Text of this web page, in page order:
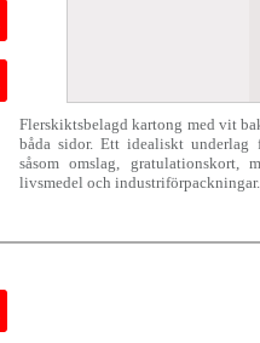
Flerskiktsbelagd kartong med vit
båda sidor. Ett idealiskt underlag
såsom omslag, gratulationskort,
livsmedel och industriförpackningar.